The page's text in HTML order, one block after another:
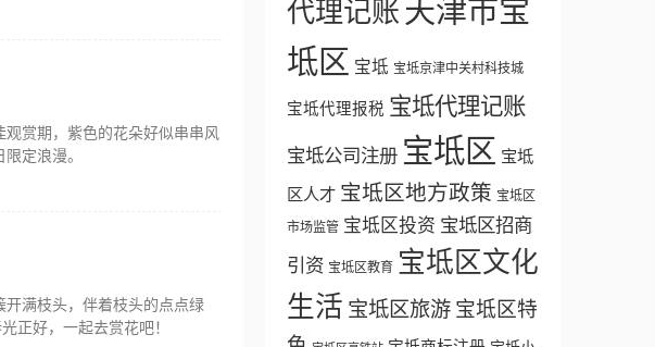
赏期，紫色的花朵好似串串风
定浪漫。
满枝头，伴着枝头的点点绿
正好，一起去赏花吧！
代理记账 天津市宝
坻区 宝坻 宝坻京津中关村科技城
宝坻代理报税 宝坻代理记账
宝坻公司注册 宝坻区 宝坻
区人才 宝坻区地方政策 宝坻区
市场监管 宝坻区投资 宝坻区招商
引资 宝坻区教育 宝坻区文化
生活 宝坻区旅游 宝坻区特